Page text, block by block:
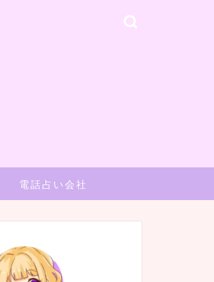
電話占い会社